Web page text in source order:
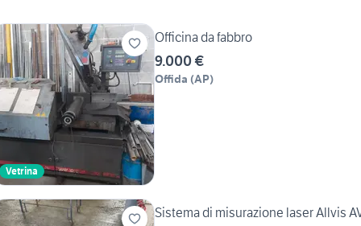
Vetrina
Officina da fabbro
9.000 €
Offida (AP)
Sistema di misurazione laser Allvis